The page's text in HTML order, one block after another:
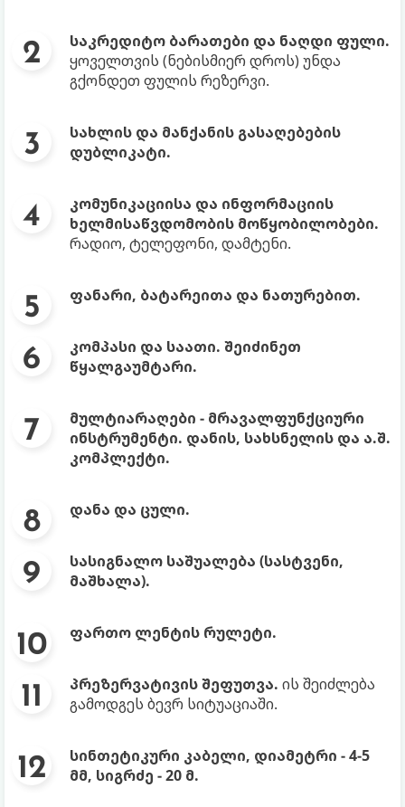
საკრედიტო ბარათები და ნაღდი ფული.
ყოველთვის (ნებისმიერ დროს) უნდა
გქონდეთ ფულის რეზერვი.
სახლის და მანქანის გასაღებების
დუბლიკატი.
კომუნიკაციისა და ინფორმაციის
ხელმისაწვდომობის მოწყობილობები.
რადიო, ტელეფონი, დამტენი.
ფანარი, ბატარეითა და ნათურებით.
კომპასი და საათი. შეიძინეთ
წყალგაუმტარი.
მულტიარაღები - მრავალფუნქციური
ინსტრუმენტი. დანის, სახსნელის და ა.შ.
კომპლექტი.
დანა და ცული.
სასიგნალო საშუალება (სასტვენი,
მაშხალა).
ფართო ლენტის რულეტი.
პრეზერვატივის შეფუთვა. ის შეიძლება
გამოდგეს ბევრ სიტუაციაში.
სინთეტიკური კაბელი, დიამეტრი - 4-5
მმ, სიგრძე - 20 მ.